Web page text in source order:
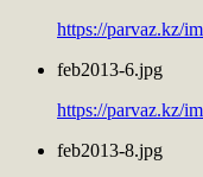
https://parvaz.kz/
feb2013-6.jpg
https://parvaz.kz/
feb2013-8.jpg